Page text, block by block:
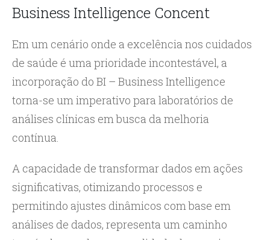
Business Intelligence Concent
Em um cenário onde a excelência nos cuidados
de saúde é uma prioridade incontestável, a
incorporação do BI – Business Intelligence
torna-se um imperativo para laboratórios de
análises clínicas em busca da melhoria
contínua.
A capacidade de transformar dados em ações
significativas, otimizando processos e
permitindo ajustes dinâmicos com base em
análises de dados, representa um caminho